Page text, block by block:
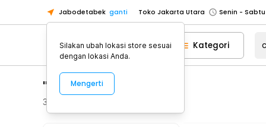
Jabodetabek ganti Toko Jakarta Utara
Toko Tangerang
Toko Cikupa
Pick n Go Jakarta Barat
Senin -
Kategori
"celana dalam"
38
Silakan ubah lokasi store sesuai
dengan lokasi Anda.
Mengerti